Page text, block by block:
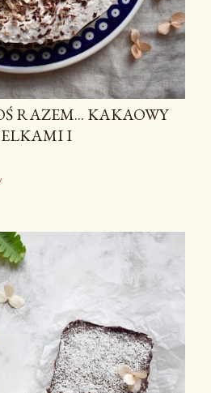
RAZEM... KAKAOWY
I